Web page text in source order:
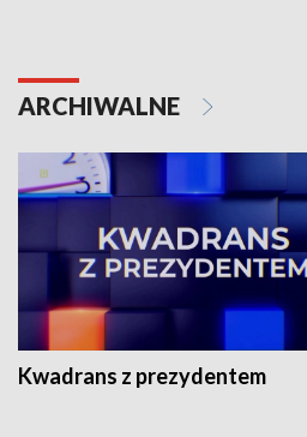
ARCHIWALNE
Kwadrans z prezydentem